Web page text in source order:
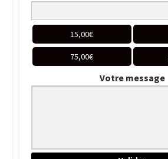
15,00€
75,00€
Votre message